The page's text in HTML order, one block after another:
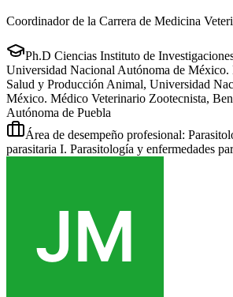
Coordinador de la Carrera de Medicina
Ph.D Ciencias Instituto de
Universidad Nacional Autónoma de México.
Salud y Producción Animal, Universidad
México. Médico Veterinario Zootecnista,
Autónoma de Puebla
Área de desempeño profesional:
parasitaria I. Parasitología y enfermedades